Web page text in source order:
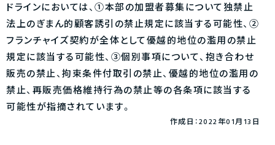
ドラインにおいては、①本部の加盟者募集について独禁止
法上のぎまん的顧客誘引の禁止規定に該当する可能性、②
フランチャイズ契約が全体として優越的地位の濫用の禁止
規定に該当する可能性、③個別事項について、抱き合わせ
販売の禁止、拘束条件付取引の禁止、優越的地位の濫用の
禁止、再販売価格維持行為の禁止等の各条項に該当する
可能性が指摘されています。
作成日：2022年01月13日